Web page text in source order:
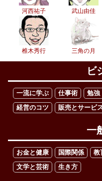
河西祐子 武山由佳
椎木秀行 三角の月
ビ
一流に学ぶ 仕事術 勉強
経営のコツ
販売とサービ
一
お金と健康 国際関係 教
文学と芸術
生き方